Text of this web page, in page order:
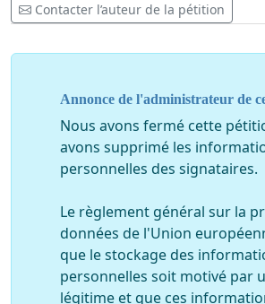
Contacter l’auteur de la pétition
Annonce de l'administrateur de
Nous avons fermé cette
avons supprimé les
personnelles des signataires.
Le règlement général sur la
données de l'Union
que le stockage des
personnelles soit motivé par
légitime et que ces